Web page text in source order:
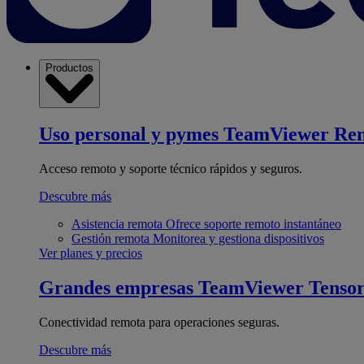
Productos
Uso personal y pymes TeamViewer
Acceso remoto y soporte técnico rápidos y seguros.
Descubre más
Asistencia remota Ofrece soporte remoto instantáneo
Gestión remota Monitorea y gestiona dispositivos
Ver planes y precios
Grandes empresas TeamViewer Tensor
Conectividad remota para operaciones seguras.
Descubre más